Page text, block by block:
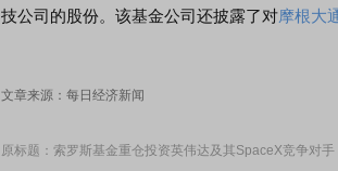
技公司的股份。该基金公司还披露了对摩根大
文章来源：每日经济新闻
原标题：索罗斯基金重仓投资英伟达及其SpaceX竞争对手